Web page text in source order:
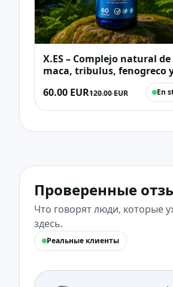
X.ES – Complejo natural de
maca, tribulus, fenogreco
zinc (vitalidad y bienestar
masculino)
60.00 EUR120.00 EUR En
Проверенные
Что говорят люди, которые
здесь.
Реальные клиенты